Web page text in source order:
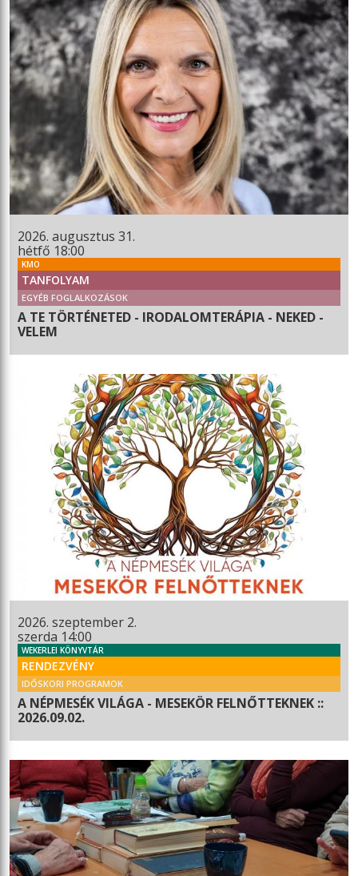
2026. augusztus 31.
hétfő 18:00
KMO
TANFOLYAM
EGYÉB FOGLALKOZÁSOK
A TE TÖRTÉNETED - IRODALOMTERÁPIA - NEKED -
VELEM
2026. szeptember 2.
szerda 14:00
WEKERLEI KÖNYVTÁR
RENDEZVÉNY
IDŐSKORI PROGRAMOK
A NÉPMESÉK VILÁGA - MESEKÖR FELNŐTTEKNEK ::
2026.09.02.